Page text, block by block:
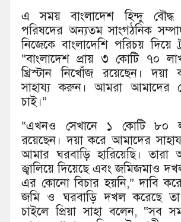
এ সময় বাংলাদেশ হিন্দু বৌদ্ধ
পরিষদের অন্যতম সাংগঠনিক
নিজেকে বাংলাদেশি পরিচয় দিয়ে
“বাংলাদেশ প্রায় ৩ কোটি ৭০
খ্রিস্টান নিখোঁজ রয়েছেন।
সাহায্য করুন। আমরা আমাদের
চাই।”
“এখনও সেখানে ১ কোটি ৮০
রয়েছেন। দয়া করে আমাদের
আমার ঘরবাড়ি হারিয়েছি। তারা
জ্বালিয়ে দিয়েছে এবং জমিজমাও
এর কোনো বিচার হয়নি,” দাবি
জমি ও ঘরবাড়ি দখল করেছে তা
চাইলে প্রিয়া সাহা বলেন, “সব